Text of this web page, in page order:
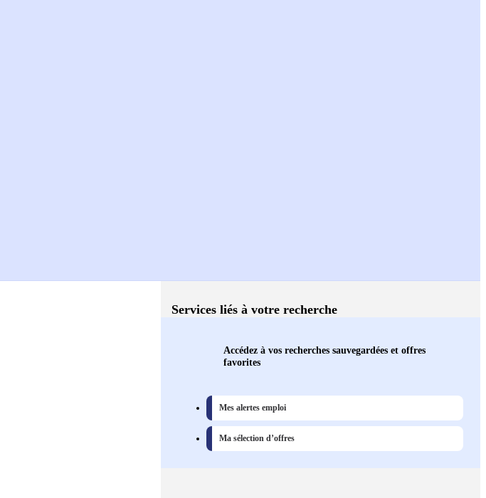
Services liés à votre recherche
Accédez à vos recherches sauvegardées et offres
favorites
Mes alertes emploi
Ma sélection d’offres